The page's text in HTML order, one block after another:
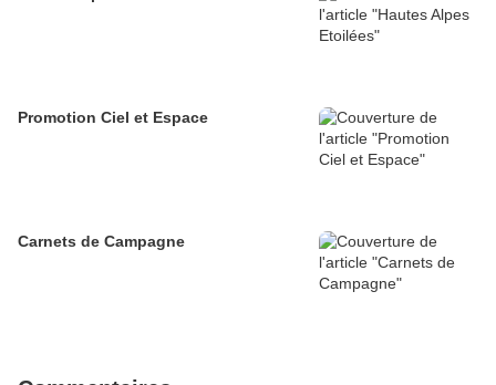
Promotion Ciel et Espace
Carnets de Campagne